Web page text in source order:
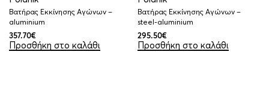
Βατήρας Εκκίνησης Αγώνων –
aluminium
357.70€
Προσθήκη στο καλάθι
Βατήρας Εκκίνησης Αγώνων –
steel-aluminium
295.50€
Προσθήκη στο καλάθι